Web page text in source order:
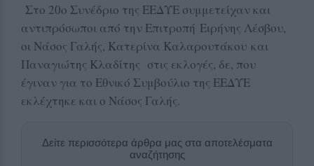
Στο 20ο Συνέδριο της ΕΕΔΥΕ συμμετείχαν και
αντιπρόσωποι από την Επιτροπή Ειρήνης Λέσβου,
οι Νάσος Γαλής, Κατερίνα Καλαρουτάκου και
Παναγιώτης Κλαδίτης στις εκλογές, δε, που
έγιναν για το Εθνικό Συμβούλιο της ΕΕΔΥΕ
εκλέχτηκε και ο Νάσος Γαλής.
Δείτε περισσότερα άρθρα μας στα αποτελέσματα
αναζήτησης